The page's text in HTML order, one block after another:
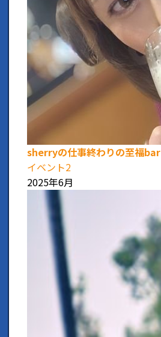
sherryの仕事終わりの至福bar
イベント2
2025年6月